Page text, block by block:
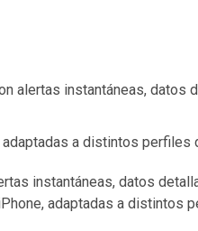
alertas instantáneas, datos
a distintos perfiles
instantáneas, datos
adaptadas a distintos